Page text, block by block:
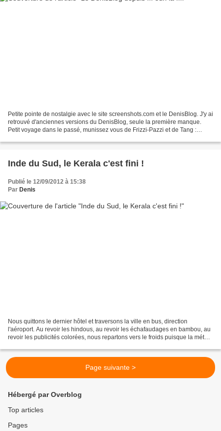
Petite pointe de nostalgie avec le site screenshots.com et le DenisBlog. J'y ai
retrouvé d'anciennes versions du DenisBlog, seule la première manque.
Petit voyage dans le passé, munissez vous de Frizzi-Pazzi et de Tang :
Inde du Sud, le Kerala c'est fini !
Publié le 12/09/2012 à 15:38
Par Denis
Nous quittons le dernier hôtel et traversons la ville en bus, direction
l'aéroport. Au revoir les hindous, au revoir les échafaudages en bambou, au
revoir les publicités colorées, nous repartons vers le froids puisque la météo
Page suivante >
Hébergé par Overblog
Top articles
Pages